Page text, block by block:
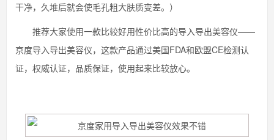
干净，久堆后就会使毛孔粗大肤质变差。）
推荐大家使用一款比较好用性价比高的导入导出美容仪——
京度导入导出美容仪，这款产品通过美国FDA和欧盟CE检测认
证，权威认证，品质保证，使用起来比较放心。